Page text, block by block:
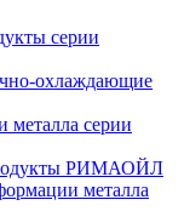
серии
охлаждающие
металла серии
РИМАОЙЛ
металла